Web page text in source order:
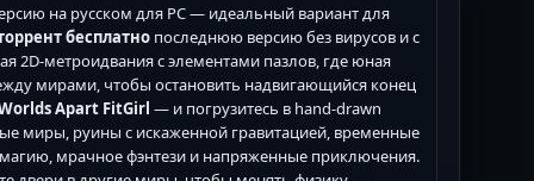
на русском для PC — идеальный вариант для
бесплатно последнюю версию без вирусов и с
2D-метроидвания с элементами пазлов, где юная
мирами, чтобы остановить надвигающийся конец
Apart FitGirl — и погрузитесь в hand-drawn
миры, руины с искаженной гравитацией, временные
мрачное фэнтези и напряженные приключения.